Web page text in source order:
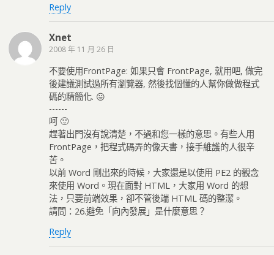
Reply
Xnet
2008 年 11 月 26 日
不要使用FrontPage: 如果只會 FrontPage, 就用吧, 做完
後建議測試過所有瀏覽器, 然後找個懂的人幫你做做程式
碼的精簡化. 😛
------
呵 🙂
趕著出門沒有說清楚，不過和您一樣的意思。有些人用
FrontPage，把程式碼弄的像天書，接手維護的人很辛
苦。
以前 Word 剛出來的時候，大家還是以使用 PE2 的觀念
來使用 Word。現在面對 HTML，大家用 Word 的想
法，只要前端效果，卻不管後端 HTML 碼的整潔。
請問：26.避免「向內發展」是什麼意思？
Reply